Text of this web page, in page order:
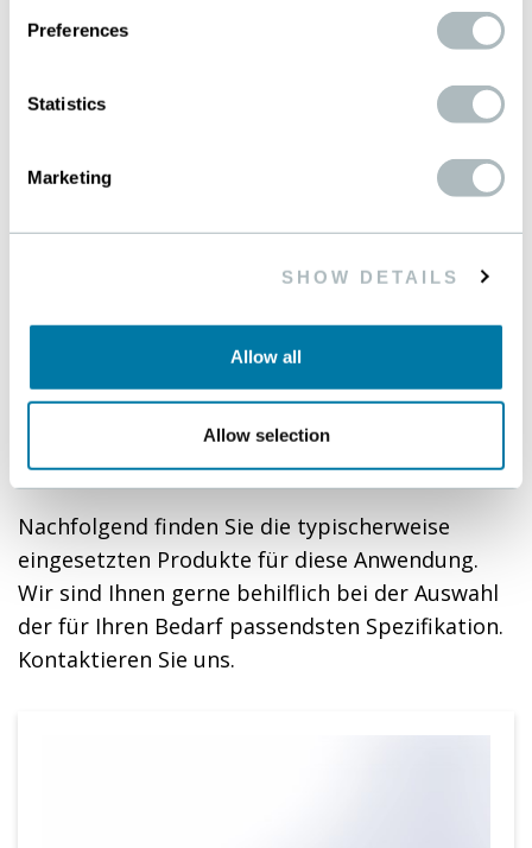
Preferences
Statistics
Marketing
SHOW DETAILS
Allow all
Allow selection
TECHNISCHE DATEN
Version: 01.01.0001
HAUPTANWENDUNGEN
Produkte
Nachfolgend finden Sie die typischerweise
eingesetzten Produkte für diese Anwendung.
Wir sind Ihnen gerne behilflich bei der Auswahl
der für Ihren Bedarf passendsten Spezifikation.
Kontaktieren Sie uns.